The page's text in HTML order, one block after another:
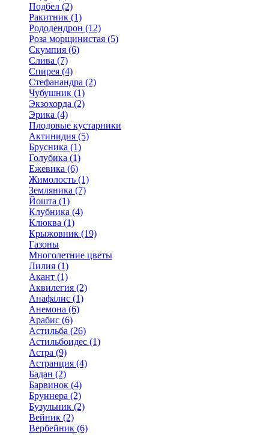
Подбел (2)
Ракитник (1)
Рододендрон (12)
Роза морщинистая (5)
Скумпия (6)
Слива (7)
Спирея (4)
Стефанандра (2)
Чубушник (1)
Экзохорда (2)
Эрика (4)
Плодовые кустарники
Актинидия (5)
Брусника (1)
Голубика (1)
Ежевика (6)
Жимолость (1)
Земляника (7)
Йошта (1)
Клубника (4)
Клюква (1)
Крыжовник (19)
Газоны
Многолетние цветы
Лилия (1)
Акант (1)
Аквилегия (2)
Анафалис (1)
Анемона (6)
Арабис (6)
Астильба (26)
Астильбоидес (1)
Астра (9)
Астранция (4)
Бадан (2)
Барвинок (4)
Бруннера (2)
Бузульник (2)
Вейник (2)
Вербейник (6)